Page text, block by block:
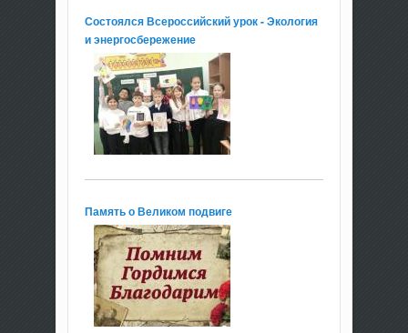
Состоялся Всероссийский урок - Экология
и энергосбережение
Память о Великом подвиге